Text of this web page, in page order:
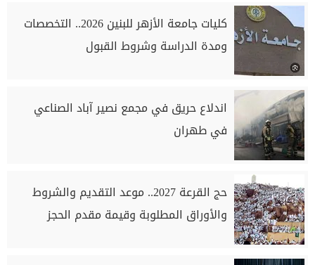
كليات جامعة الأزهر للبنين 2026.. التخصصات
ومدة الدراسة وشروط القبول
اندلاع حريق في مجمع نصير آباد الصناعي
في طهران
حج القرعة 2027.. موعد التقديم والشروط
والأوراق المطلوبة وقيمة مقدم الحجز